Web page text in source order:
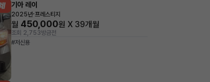
기아 레이
2025년·프레스티지
월 450,000원 X 39개월
조회 2,753방금전
#저신용